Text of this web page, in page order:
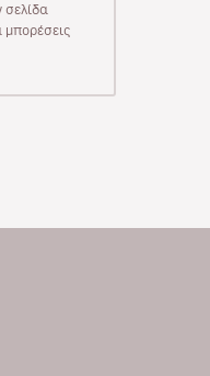
σελίδα
μπορέσεις